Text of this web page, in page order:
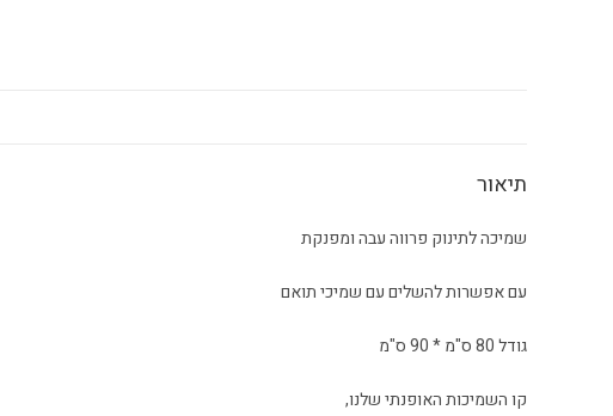
תיאור
שמיכה לתינוק פרווה עבה ומפנקת
עם אפשרות להשלים עם שמיכי תואם
גודל 80 ס"מ * 90 ס"מ
קו השמיכות האופנתי שלנו,